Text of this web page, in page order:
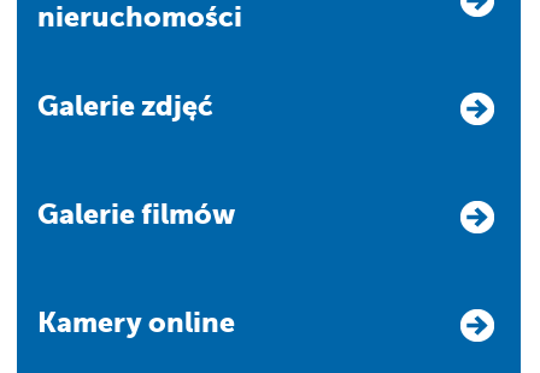
nieruchomości
Galerie zdjęć
Galerie filmów
Kamery online